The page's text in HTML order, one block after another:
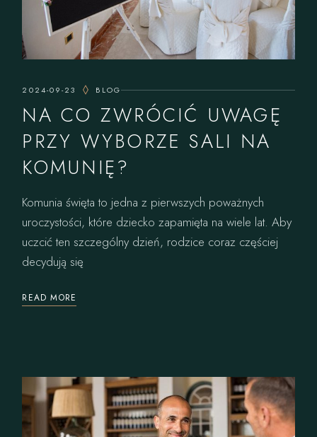
2024-09-23 BLOG
NA CO ZWRÓCIĆ UWAGĘ
PRZY WYBORZE SALI NA
KOMUNIĘ?
Komunia święta to jedna z pierwszych poważnych
uroczystości, które dziecko zapamięta na wiele lat. Aby
uczcić ten szczególny dzień, rodzice coraz częściej
decydują się
READ MORE